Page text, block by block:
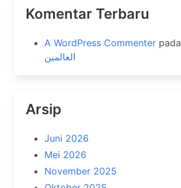
Komentar Terbaru
A WordPress Commenter pada
العالمين
Arsip
Juni 2026
Mei 2026
November 2025